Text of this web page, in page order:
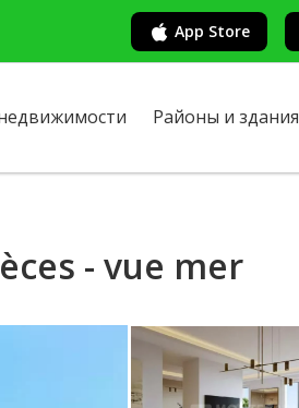
App Store
Районы и здания
- vue mer